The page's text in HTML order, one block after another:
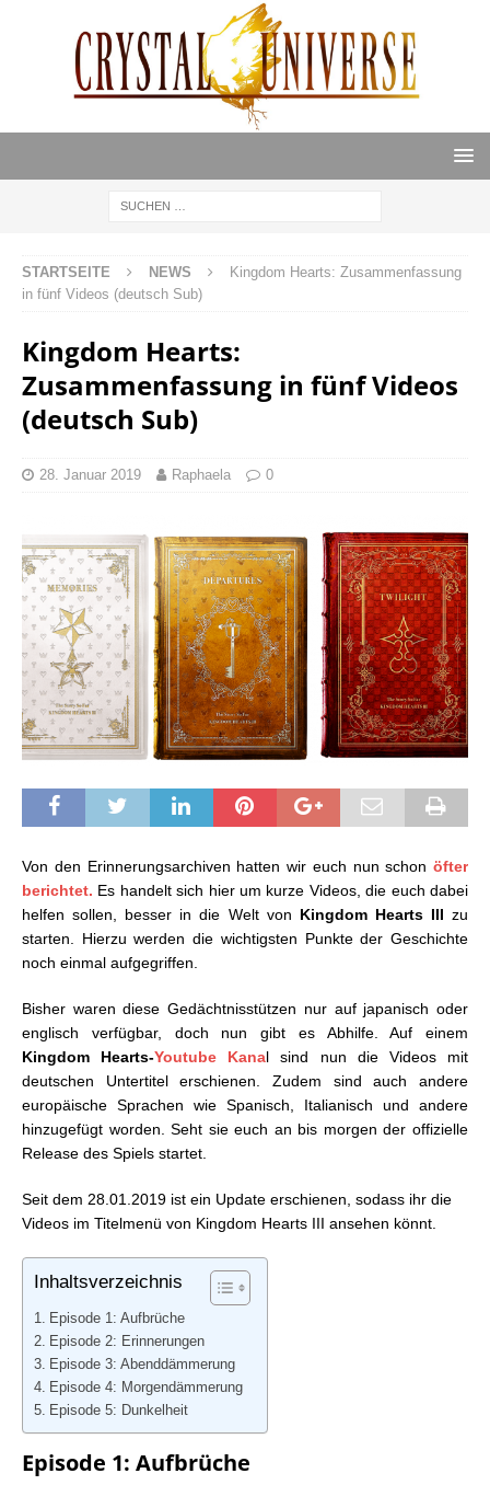
STARTSEITE NEWS
Kingdom Hearts: Zusammenfassung
in fünf Videos (deutsch Sub)
Kingdom Hearts:
Zusammenfassung in fünf Videos
(deutsch Sub)
28. Januar 2019 Raphaela 0
Von den Erinnerungsarchiven hatten wir euch nun schon öfter
berichtet. Es handelt sich hier um kurze Videos, die euch dabei
helfen sollen, besser in die Welt von Kingdom Hearts III zu
starten. Hierzu werden die wichtigsten Punkte der Geschichte
noch einmal aufgegriffen.
Bisher waren diese Gedächtnisstützen nur auf japanisch oder
englisch verfügbar, doch nun gibt es Abhilfe. Auf einem
Kingdom Hearts-Youtube Kanal sind nun die Videos mit
deutschen Untertitel erschienen. Zudem sind auch andere
europäische Sprachen wie Spanisch, Italianisch und andere
hinzugefügt worden. Seht sie euch an bis morgen der offizielle
Release des Spiels startet.
Seit dem 28.01.2019 ist ein Update erschienen, sodass ihr die
Videos im Titelmenü von Kingdom Hearts III ansehen könnt.
Inhaltsverzeichnis
Episode 1: Aufbrüche
Episode 2: Erinnerungen
Episode 3: Abenddämmerung
Episode 4: Morgendämmerung
Episode 5: Dunkelheit
Episode 1: Aufbrüche